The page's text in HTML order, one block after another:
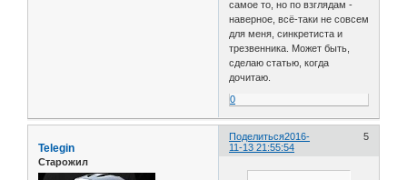
самое то, но по взглядам -
наверное, всё-таки не совсем
для меня, синкретиста и
трезвенника. Может быть,
сделаю статью, когда
дочитаю.
0
Поделиться 5
2016-
11-13 21:55:54
Telegin
Старожил